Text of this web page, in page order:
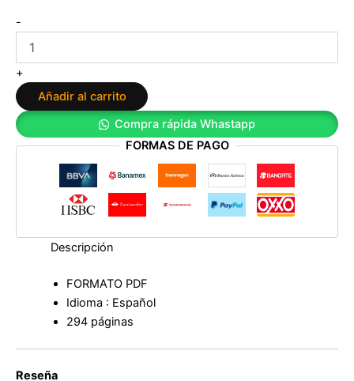
-
niñas
que
soñaban
con
vistas
Pablo
+
Añadir al carrito
Compra rápida Whastapp
FORMAS DE PAGO
Descripción
FORMATO PDF
Idioma : Español
294 páginas
Reseña